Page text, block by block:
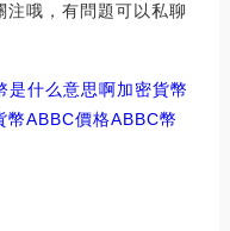
哦，有問題可以私聊
是什么意思啊加密貨幣
幣ABBC價格ABBC幣